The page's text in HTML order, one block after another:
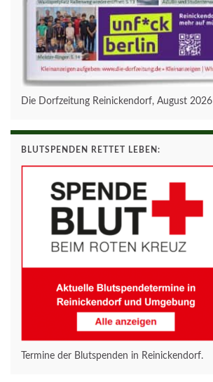
Die Dorfzeitung Reinickendorf, August 2026
BLUTSPENDEN RETTET LEBEN:
Termine der Blutspenden in Reinickendorf.